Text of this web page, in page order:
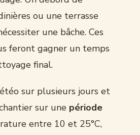
ou une terrasse
une bâche. Ces
feront gagner un temps
final.
sur plusieurs jours et
sur une période
entre 10 et 25°C,